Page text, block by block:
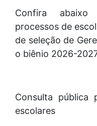
Confira
processos de
de seleção de
o biênio 2026-
Consulta pública
escolares